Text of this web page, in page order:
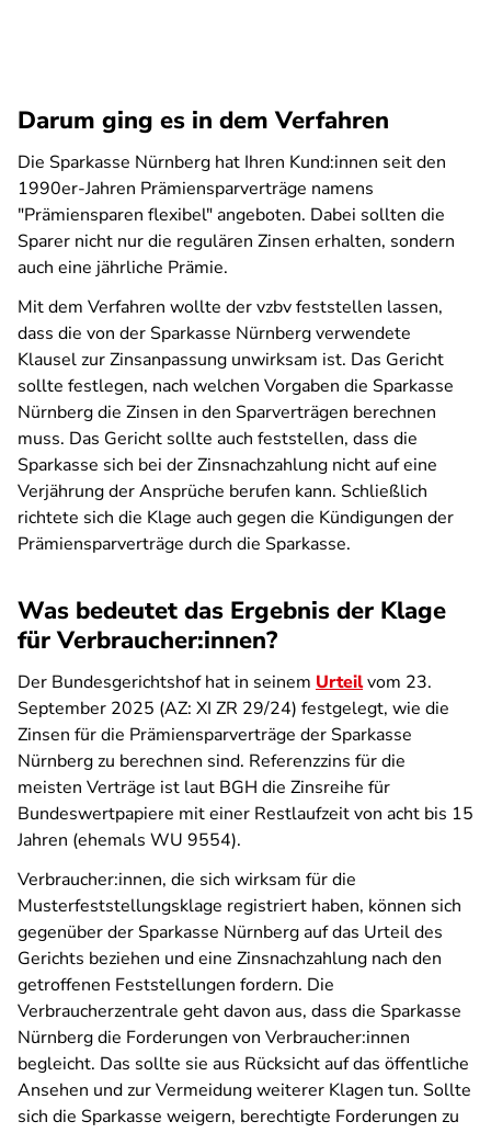
Darum ging es in dem Verfahren
Die Sparkasse Nürnberg hat Ihren Kund:innen seit den
1990er-Jahren Prämiensparverträge namens
"Prämiensparen flexibel" angeboten. Dabei sollten die
Sparer nicht nur die regulären Zinsen erhalten, sondern
auch eine jährliche Prämie.
Mit dem Verfahren wollte der vzbv feststellen lassen,
dass die von der Sparkasse Nürnberg verwendete
Klausel zur Zinsanpassung unwirksam ist. Das Gericht
sollte festlegen, nach welchen Vorgaben die Sparkasse
Nürnberg die Zinsen in den Sparverträgen berechnen
muss. Das Gericht sollte auch feststellen, dass die
Sparkasse sich bei der Zinsnachzahlung nicht auf eine
Verjährung der Ansprüche berufen kann. Schließlich
richtete sich die Klage auch gegen die Kündigungen der
Prämiensparverträge durch die Sparkasse.
Was bedeutet das Ergebnis der Klage
für Verbraucher:innen?
Der Bundesgerichtshof hat in seinem Urteilvom 23.
September 2025 (AZ: XI ZR 29/24) festgelegt, wie die
Zinsen für die Prämiensparverträge der Sparkasse
Nürnberg zu berechnen sind. Referenzzins für die
meisten Verträge ist laut BGH die Zinsreihe für
Bundeswertpapiere mit einer Restlaufzeit von acht bis 15
Jahren (ehemals WU 9554).
Verbraucher:innen, die sich wirksam für die
Musterfeststellungsklage registriert haben, können sich
gegenüber der Sparkasse Nürnberg auf das Urteil des
Gerichts beziehen und eine Zinsnachzahlung nach den
getroffenen Feststellungen fordern. Die
Verbraucherzentrale geht davon aus, dass die Sparkasse
Nürnberg die Forderungen von Verbraucher:innen
begleicht. Das sollte sie aus Rücksicht auf das öffentliche
Ansehen und zur Vermeidung weiterer Klagen tun. Sollte
sich die Sparkasse weigern, berechtigte Forderungen zu